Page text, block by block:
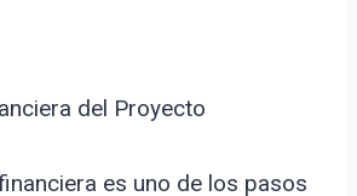
del Proyecto
es uno de los pasos